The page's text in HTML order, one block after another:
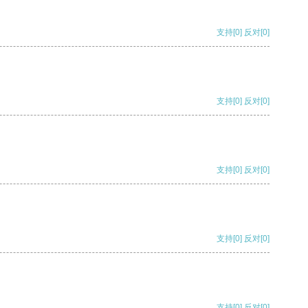
支持[0] 反对[0]
支持[0] 反对[0]
支持[0] 反对[0]
支持[0] 反对[0]